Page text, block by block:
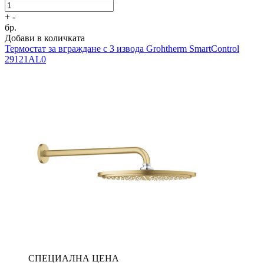
+ -
бр.
Добави в количката
Термостат за вграждане с 3 извода Grohtherm SmartControl
29121AL0
СПЕЦИАЛНА ЦЕНА